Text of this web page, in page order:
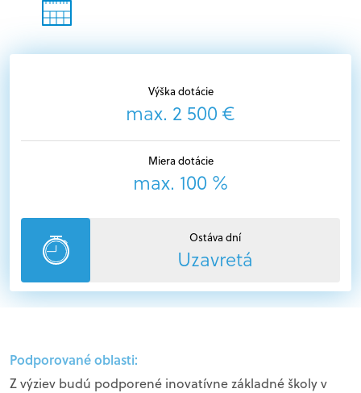
Výška dotácie
max. 2 500 €
Miera dotácie
max. 100 %
Ostáva dní
Uzavretá
Podporované oblasti:
Z výziev budú podporené inovatívne základné školy v